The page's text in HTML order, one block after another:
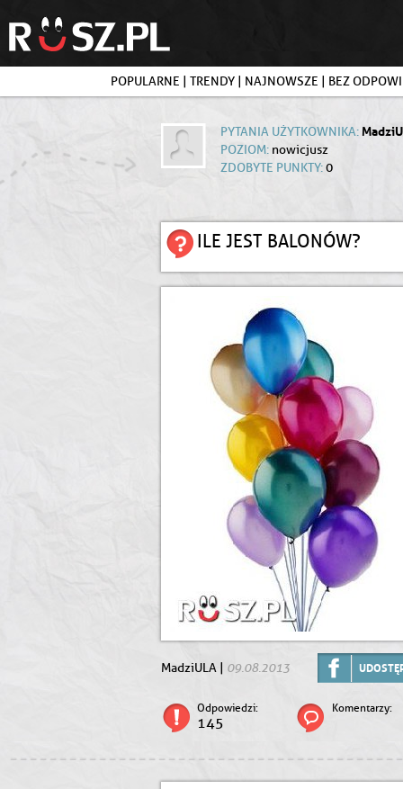
POPULARNE | TRENDY | NAJNOWSZE | BEZ
PYTANIA UŻYTKOWNIKA:
POZIOM: nowicjusz
ZDOBYTE PUNKTY:0
ILE JEST BALONÓW?
MadziULA | 09.08.2013
Odpowiedzi:
145
Komentarzy: